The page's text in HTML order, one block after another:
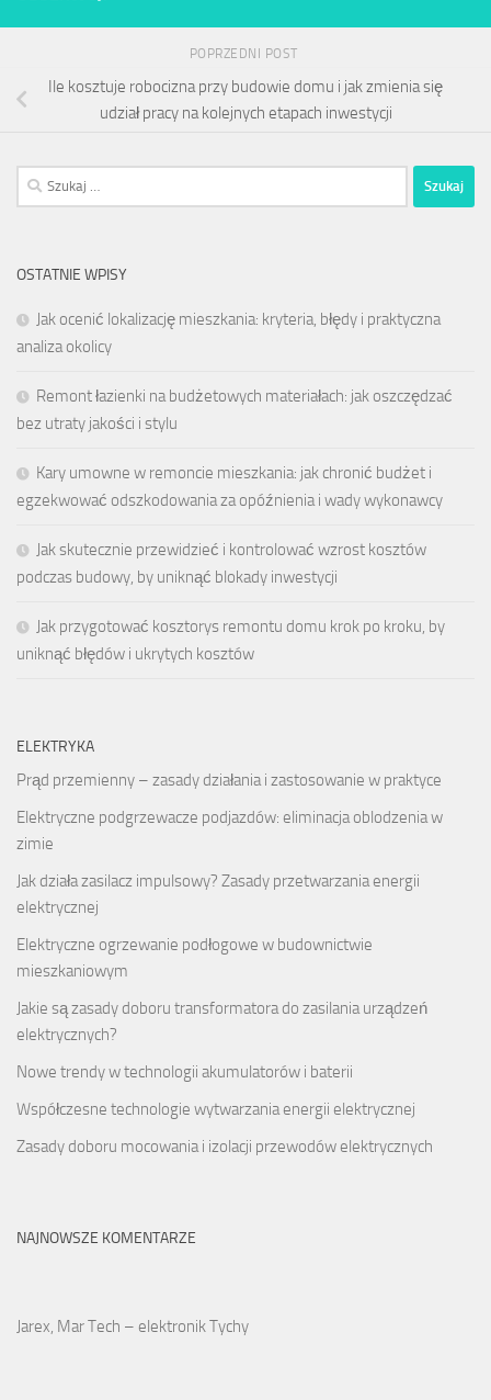
POPRZEDNI POST
Ile kosztuje robocizna przy budowie domu i jak zmienia się
udział pracy na kolejnych etapach inwestycji
Szukaj:
OSTATNIE WPISY
Jak ocenić lokalizację mieszkania: kryteria, błędy i praktyczna
analiza okolicy
Remont łazienki na budżetowych materiałach: jak oszczędzać
bez utraty jakości i stylu
Kary umowne w remoncie mieszkania: jak chronić budżet i
egzekwować odszkodowania za opóźnienia i wady wykonawcy
Jak skutecznie przewidzieć i kontrolować wzrost kosztów
podczas budowy, by uniknąć blokady inwestycji
Jak przygotować kosztorys remontu domu krok po kroku, by
uniknąć błędów i ukrytych kosztów
ELEKTRYKA
Prąd przemienny – zasady działania i zastosowanie w praktyce
Elektryczne podgrzewacze podjazdów: eliminacja oblodzenia w
zimie
Jak działa zasilacz impulsowy? Zasady przetwarzania energii
elektrycznej
Elektryczne ogrzewanie podłogowe w budownictwie
mieszkaniowym
Jakie są zasady doboru transformatora do zasilania urządzeń
elektrycznych?
Nowe trendy w technologii akumulatorów i baterii
Współczesne technologie wytwarzania energii elektrycznej
Zasady doboru mocowania i izolacji przewodów elektrycznych
NAJNOWSZE KOMENTARZE
Jarex, Mar Tech – elektronik Tychy